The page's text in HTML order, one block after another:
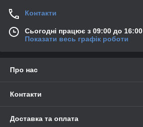
Контакти
Сьогодні працює з 09:00 до 16:00
Показати весь графік роботи
Про нас
Контакти
Доставка та оплата